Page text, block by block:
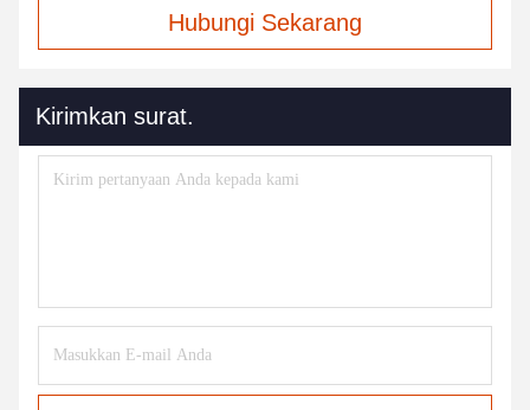
Hubungi Sekarang
Kirimkan surat.